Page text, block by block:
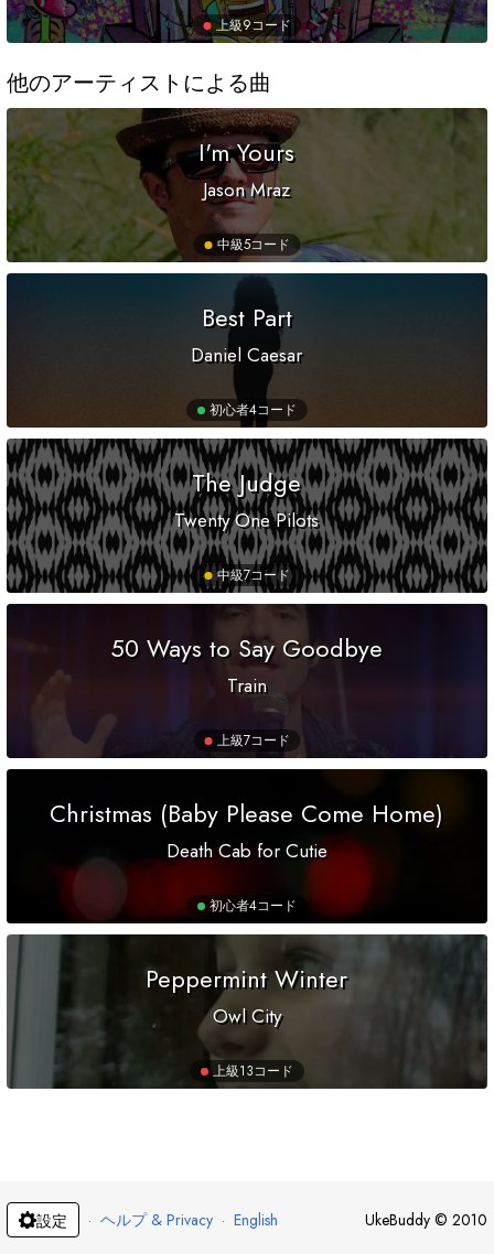
上級9コード
他のアーティストによる曲
I'm Yours
Jason Mraz
中級5コード
Best Part
Daniel Caesar
初心者4コード
The Judge
Twenty One Pilots
中級7コード
50 Ways to Say Goodbye
Train
上級7コード
Christmas (Baby Please Come Home)
Death Cab for Cutie
初心者4コード
Peppermint Winter
Owl City
上級13コード
設定 · ヘルプ & Privacy · English UkeBuddy © 2010